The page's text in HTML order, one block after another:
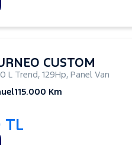
CUSTOM
L Trend, 129Hp, Panel Van
115.000 Km
TL